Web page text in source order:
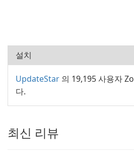
설치
UpdateStar 의 19,195 사용자
다.
최신 리뷰